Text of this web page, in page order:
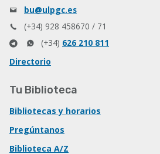
bu@ulpgc.es
(+34) 928 458670 / 71
(+34) 626 210 811
Directorio
Tu Biblioteca
Bibliotecas y horarios
Pregúntanos
Biblioteca A/Z